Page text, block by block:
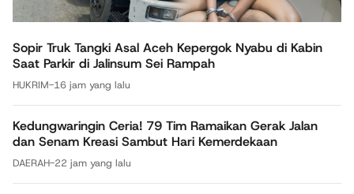
Sopir Truk Tangki Asal Aceh Kepergok Nyabu di Kabin
Saat Parkir di Jalinsum Sei Rampah
HUKRIM-16 jam yang lalu
Kedungwaringin Ceria! 79 Tim Ramaikan Gerak Jalan
dan Senam Kreasi Sambut Hari Kemerdekaan
DAERAH-22 jam yang lalu